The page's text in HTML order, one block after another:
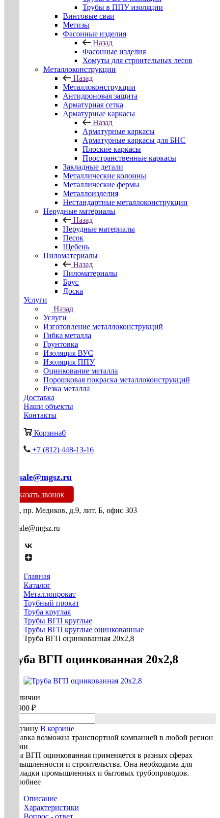
Трубы в ППУ изоляции
Винтовые сваи
Метизы
Фасонные изделия
Назад
Фасонные изделия
Хомуты для строительных лесов
Металлоконструкции
Назад
Металлоконструкции
Антидроновая защита
Арматурная сетка
Арматурные каркасы
Назад
Арматурные каркасы
Арматурные каркасы для БНС
Плоские каркасы
Пространственные каркасы
Закладные детали
Металлические колонны
Металлические фермы
Металлоизделия
Нестандартные металлоконструкции
Нерудные материалы
Назад
Нерудные материалы
Песок
Щебень
Пиломатериалы
Назад
Пиломатериалы
Брус
Доска
Услуги
Назад
Услуги
Изготовление металлоконструкций
Гибка металла
Грунтовка
Изоляция ВУС
Изоляция ППУ
Оцинкование металла
Порошковая покраска металлоконструкций
Резка металла
Доставка
Наши объекты
Контакты
Корзина0
+7 (812) 448-13-16
mg-sale@mgsz.ru
Заказать звонок
СПб, пр. Медиков, д.9, лит. Б, офис 303
mg-sale@mgsz.ru
Главная
Каталог
Металлопрокат
Трубный прокат
Труба круглая
Трубы ВГП круглые
Трубы ВГП круглые оцинкованные
Труба ВГП оцинкованная 20х2,8
Труба ВГП оцинкованная 20х2,8
В наличии
109 900 ₽
В корзину В корзине
Доставка возможна транспортной компанией в любой регион
России
Труба ВГП оцинкованная применяется в разных сферах
промышленности и строительства. Она необходима для
прокладки промышленных и бытовых трубопроводов.
Подробнее
Описание
Характеристики